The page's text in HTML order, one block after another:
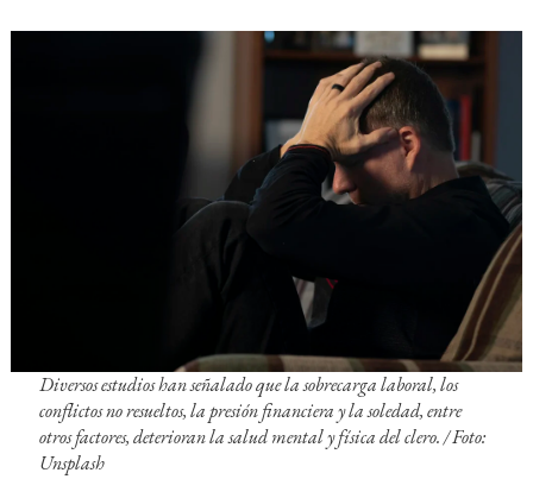
Diversos estudios han señalado que la sobrecarga laboral, los
conflictos no resueltos, la presión financiera y la soledad, entre
otros factores, deterioran la salud mental y física del clero. / Foto:
Unsplash